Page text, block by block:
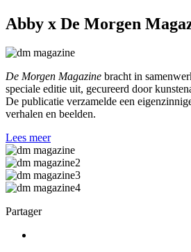
Abby x De Morgen
De Morgen Magazine bracht in
speciale editie uit, gecureerd door
De publicatie verzamelde een
verhalen en beelden.
Lees meer
Partager